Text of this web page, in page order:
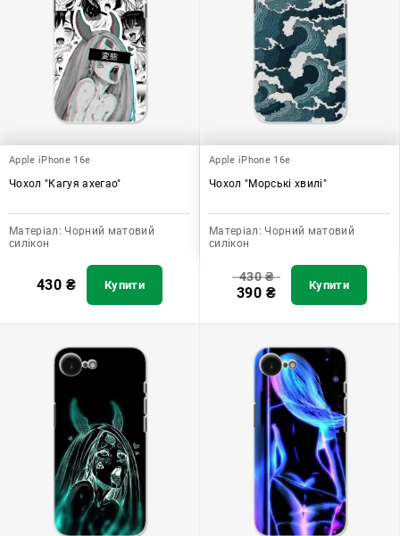
Apple iPhone 16e
Чохол "Кагуя ахегао"
Матеріал: Чорний матовий
силікон
430 ₴ Купити
Apple iPhone 16e
Чохол "Морські хвилі"
Матеріал: Чорний матовий
силікон
430₴
390 ₴ Купити